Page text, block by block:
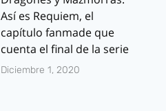
Así es Requiem, el
capítulo fanmade que
cuenta el final de la serie
Diciembre 1, 2020